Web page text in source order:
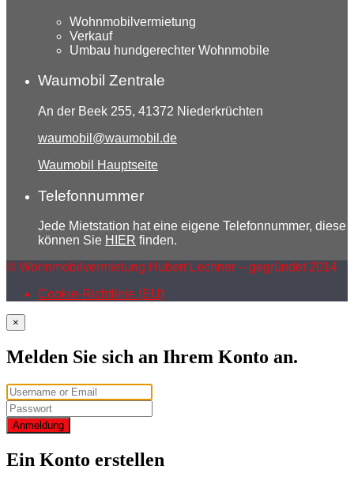
Wohnmobilvermietung
Verkauf
Umbau hundgerechter Wohnmobile
Waumobil Zentrale
An der Beek 255, 41372 Niederkrüchten
waumobil@waumobil.de
Waumobil Hauptseite
Telefonnummer
Jede Mietstation hat eine eigene Telefonnummer, diese
können Sie HIER finden.
© Wohnmobilvermietung Hubert Lechner – gegründet 2014
Cookie-Richtlinie (EU)
×
Melden Sie sich an Ihrem Konto an.
Anmeldung
Ein Konto erstellen